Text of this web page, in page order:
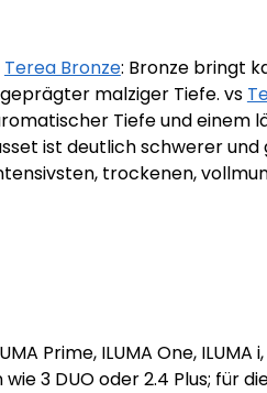
Terea Bronze: Bronze bringt
malziger Tiefe. vs
Tiefe und einem
ist deutlich schwerer und
trockenen,
Prime, ILUMA One, ILUMA
3 DUO oder 2.4 Plus; für